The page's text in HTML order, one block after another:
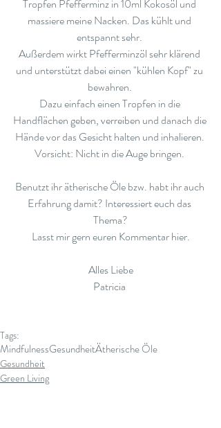
Tropfen Pfefferminz in 10ml Kokosöl und
massiere meine Nacken. Das kühlt und
entspannt sehr.
Außerdem wirkt Pfefferminzöl sehr klärend
und unterstützt dabei einen "kühlen Kopf" zu
bewahren.
Dazu einfach einen Tropfen in die
Handflächen geben, verreiben und danach die
Hände vor das Gesicht halten und inhalieren.
Vorsicht: Nicht in die Auge bringen.
Benutzt ihr ätherische Öle bzw. habt ihr auch
Erfahrung damit? Interessiert euch das
Thema?
Lasst mir gern euren Kommentar hier.
Alles Liebe
Patricia
Tags:
MindfulnessGesundheitÄtherische Öle
Gesundheit
Green Living